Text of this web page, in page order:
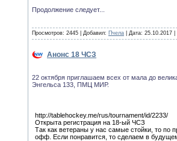
Продолжение следует...
Просмотров: 2445 | Добавил: Пчела | Дата: 25.10.2017
Анонс 18 ЧСЗ
22 октября приглашаем всех от мала до
Энгельса 133, ПМЦ МИР.
http://tablehockey.me/rus/tournament/id/2233/
Открыта регистрация на 18-ый ЧСЗ
Так как ветераны у нас самые стойки, то
офф. Если понравится, то сделаем в